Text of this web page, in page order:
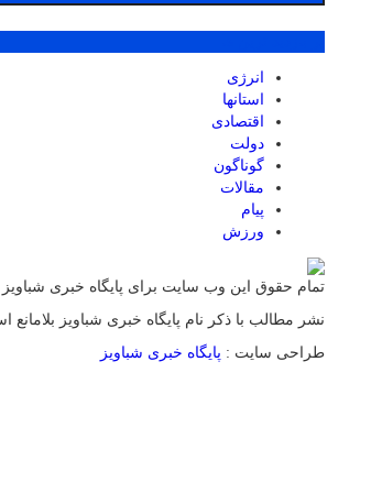
انرژی
استانها
اقتصادی
دولت
گوناگون
مقالات
پیام
ورزش
تمام حقوق این وب سایت برای پایگاه خبری
نشر مطالب با ذکر نام پایگاه خبری شباویز بلامانع
طراحی سایت : پایگاه خبری شباویز